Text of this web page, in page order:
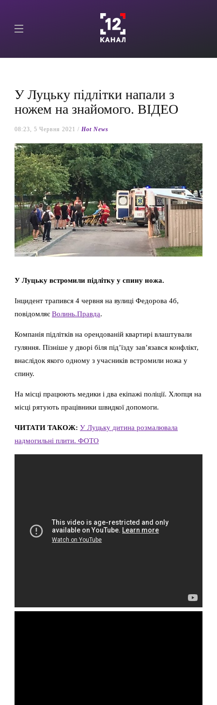
У Луцьку підлітки напали з
ножем на знайомого. ВІДЕО
08:23, 5 Червня 2021 / Hot News
У Луцьку встромили підлітку у спину ножа.
Інцидент трапився 4 червня на вулиці Федорова 4б,
повідомляє Волинь.Правда.
Компанія підлітків на орендованій квартирі влаштували
гуляння. Пізніше у дворі біля під’їзду зав’язався конфлікт,
внаслідок якого одному з учасників встромили ножа у
спину.
На місці працюють медики і два екіпажі поліції. Хлопця на
місці рятують працівники швидкої допомоги.
ЧИТАТИ ТАКОЖ: У Луцьку дитина розмалювала
надмогильні плити. ФОТО